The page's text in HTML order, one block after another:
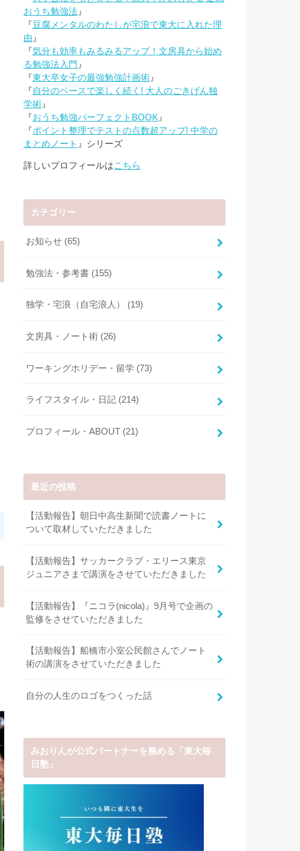
おうち勉強法 』
『豆腐メンタルのわたしが宅浪で東大に入れた理
由 』
『気分も効率もみるみるアップ！文房具から始め
る勉強法入門 』
『東大卒女子の最強勉強計画術 』
『自分のペースで楽しく続く! 大人のごきげん独
学術 』
『おうち勉強パーフェクトBOOK 』
『ポイント整理でテストの点数超アップ! 中学の
まとめノート 』シリーズ
詳しいプロフィールはこちら
カテゴリー
お知らせ (65)
勉強法・参考書 (155)
独学・宅浪（自宅浪人） (19)
文房具・ノート術 (26)
ワーキングホリデー・留学 (73)
ライフスタイル・日記 (214)
プロフィール・ABOUT (21)
最近の投稿
【活動報告】朝日中高生新聞で読書ノートに
ついて取材していただきました
【活動報告】サッカークラブ・エリース東京
ジュニアさまで講演をさせていただきました
【活動報告】『ニコラ(nicola)』9月号で企画の
監修をさせていただきました
【活動報告】船橋市小室公民館さんでノート
術の講演をさせていただきました
自分の人生のロゴをつくった話
みおりんが公式パートナーを務める「東大毎
日塾」